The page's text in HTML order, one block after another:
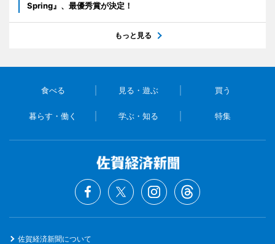
Spring』、最優秀賞が決定！
もっと見る
食べる 見る・遊ぶ 買う
暮らす・働く 学ぶ・知る 特集
佐賀経済新聞について